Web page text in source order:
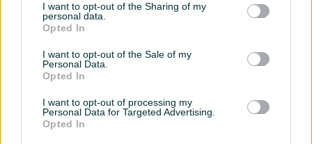
I want to opt-out of the Sharing of my
personal data.
Opted In
I want to opt-out of the Sale of my
Personal Data.
Opted In
I want to opt-out of processing my
Personal Data for Targeted Advertising.
Opted In
Lokacija nekretnine